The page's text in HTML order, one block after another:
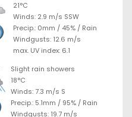
21°C
Winds: 2.9 m/s SSW
Precip.: 0mm / 45% / Rain
Windgusts: 12.6 m/s
max. UV index: 6.1
Slight rain showers
18°C
Winds: 7.3 m/s S
Precip.: 5.1mm / 95% / Rain
Windgusts: 19.7 m/s